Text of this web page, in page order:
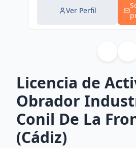
Ver Perfil
Licencia de
Obrador
Conil De La
(Cádiz)